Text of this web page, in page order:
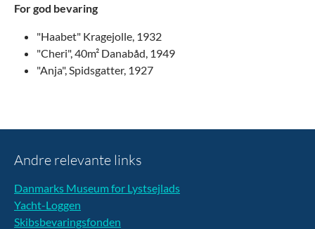
For god bevaring
"Haabet" Kragejolle, 1932
"Cheri", 40m² Danabåd, 1949
"Anja", Spidsgatter, 1927
Andre relevante links
Danmarks Museum for Lystsejlads
Yacht-Loggen
Skibsbevaringsfonden